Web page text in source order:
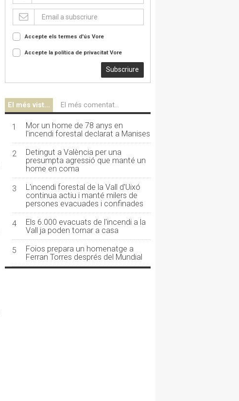
Accepte els termes d'ús Vore
Accepte la política de privacitat Vore
Subscriure
El més vist... El més comentat...
1
Mor un home de 78 anys en
l'incendi forestal declarat a Manises
2
Detingut a València per una
presumpta agressió que manté un
home en coma
3
L'incendi forestal de la Vall d'Uixó
continua actiu i manté milers de
persones evacuades i confinades
4
Els 6.000 evacuats de l'incendi a la
Vall ja poden tornar a casa
5
Foios prepara un homenatge a
Ferran Torres després del Mundial